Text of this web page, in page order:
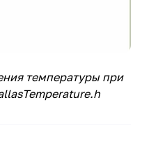
температуры при